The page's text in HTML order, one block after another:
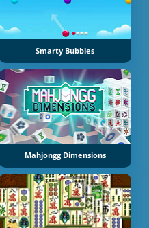
Smarty Bubbles
Mahjongg Dimensions